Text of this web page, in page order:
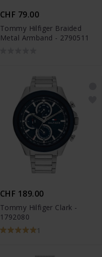
CHF 79.00
Tommy Hilfiger Braided
Metal Armband - 2790511
CHF 189.00
Tommy Hilfiger Clark -
1792080
1